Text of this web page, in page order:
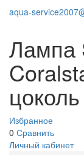
aqua-
Лампа
Избранное
0 Сравнить
Личный кабинет